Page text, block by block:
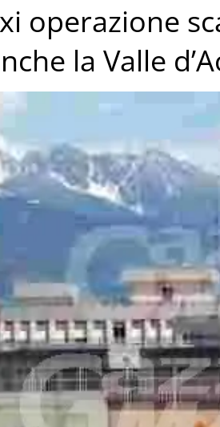
operazione
la Valle